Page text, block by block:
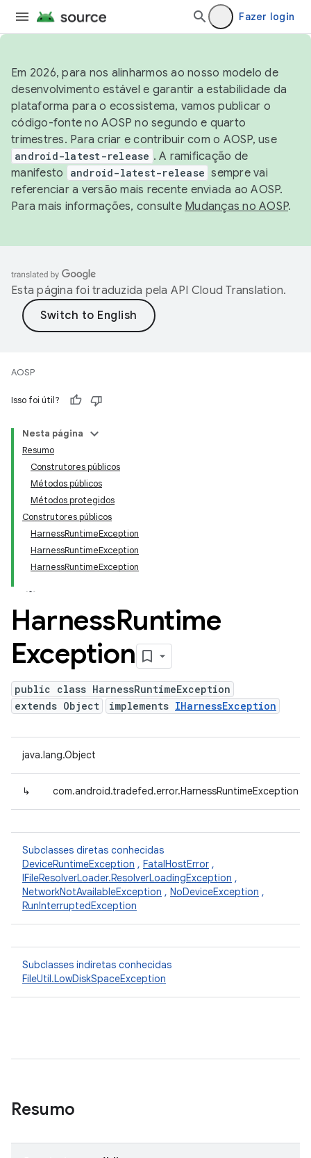
Fazer login
Em 2026, para nos alinharmos ao nosso modelo de
desenvolvimento estável e garantir a estabilidade da
plataforma para o ecossistema, vamos publicar o
código-fonte no AOSP no segundo e quarto
trimestres. Para criar e contribuir com o AOSP, use
android-latest-release . A ramificação de
manifesto
android-latest-release sempre vai
referenciar a versão mais recente enviada ao AOSP.
Para mais informações, consulte Mudanças no AOSP.
Esta página foi traduzida pela API Cloud Translation.
AOSP
Isso foi útil?
Nesta página
Resumo
Construtores públicos
Métodos públicos
Métodos protegidos
Construtores públicos
HarnessRuntimeException
HarnessRuntimeException
HarnessRuntimeException
HarnessRuntime
Exception
public class HarnessRuntimeException
extends Object
implements IHarnessException
java.lang.Object
↳ com.android.tradefed.error.HarnessRuntimeException
Subclasses diretas conhecidas
DeviceRuntimeException , FatalHostError ,
IFileResolverLoader.ResolverLoadingException ,
NetworkNotAvailableException , NoDeviceException ,
RunInterruptedException
Subclasses indiretas conhecidas
FileUtil.LowDiskSpaceException
Resumo